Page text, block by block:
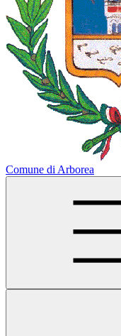
Comune di Arborea